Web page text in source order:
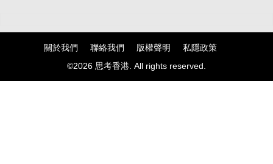
關於我們 聯絡我們 版權聲明
私隱政策
©2026 思考香港. All rights reserved.